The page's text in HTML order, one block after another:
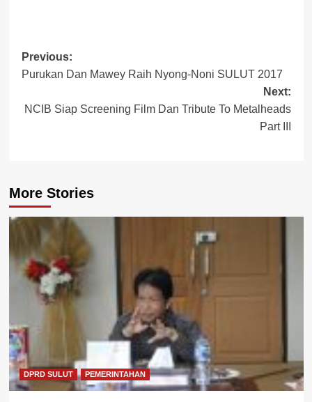
Post
navigation
Previous:
Purukan Dan Mawey Raih Nyong-Noni SULUT 2017
Next:
NCIB Siap Screening Film Dan Tribute To Metalheads
Part III
More Stories
DPRD SULUT PEMERINTAHAN